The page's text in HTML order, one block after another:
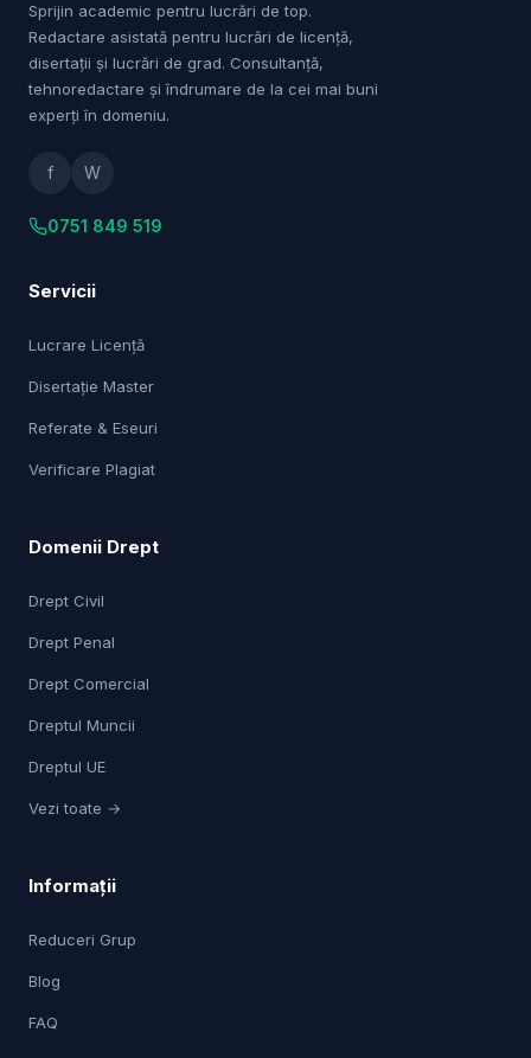
Sprijin academic pentru lucrări de top.
Redactare asistată pentru lucrări de licență,
disertații și lucrări de grad. Consultanță,
tehnoredactare și îndrumare de la cei mai buni
experți în domeniu.
f W
0751 849 519
Servicii
Lucrare Licență
Disertație Master
Referate & Eseuri
Verificare Plagiat
Domenii Drept
Drept Civil
Drept Penal
Drept Comercial
Dreptul Muncii
Dreptul UE
Vezi toate →
Informații
Reduceri Grup
Blog
FAQ